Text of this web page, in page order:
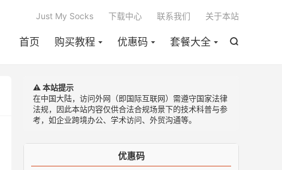

首页 购买教程 优惠码 套餐大全
Just My Socks 下载中心 联系我们 关于本站
⚠️ 本站提示
在中国大陆，访问外网（即国际互联网）需遵守国家法律
法规，因此本站内容仅供合法合规场景下的技术科普与参
考，如企业跨境办公、学术访问、外贸沟通等。
优惠码